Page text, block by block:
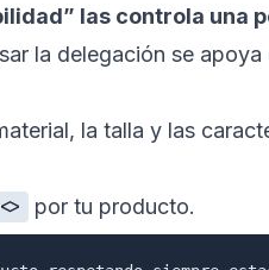
las controla una
la delegación se apoya
la talla y las
<> por tu producto.